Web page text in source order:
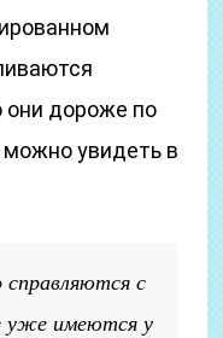
они дороже по
увидеть в
с
уже имеются у